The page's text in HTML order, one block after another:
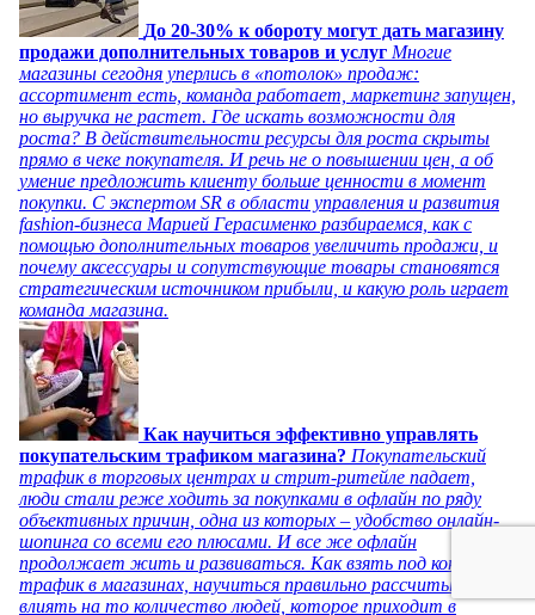
До 20-30% к обороту могут дать магазину
продажи дополнительных товаров и услуг Многие
магазины сегодня уперлись в «потолок» продаж:
ассортимент есть, команда работает, маркетинг запущен,
но выручка не растет. Где искать возможности для
роста? В действительности ресурсы для роста скрыты
прямо в чеке покупателя. И речь не о повышении цен, а об
умение предложить клиенту больше ценности в момент
покупки. С экспертом SR в области управления и развития
fashion-бизнеса Марией Герасименко разбираемся, как с
помощью дополнительных товаров увеличить продажи, и
почему аксессуары и сопутствующие товары становятся
стратегическим источником прибыли, и какую роль играет
команда магазина.
Как научиться эффективно управлять
покупательским трафиком магазина? Покупательский
трафик в торговых центрах и стрит-ритейле падает,
люди стали реже ходить за покупками в офлайн по ряду
объективных причин, одна из которых – удобство онлайн-
шопинга со всеми его плюсами. И все же офлайн
продолжает жить и развиваться. Как взять под контроль
трафик в магазинах, научиться правильно рассчитывать и
влиять на то количество людей, которое приходит в